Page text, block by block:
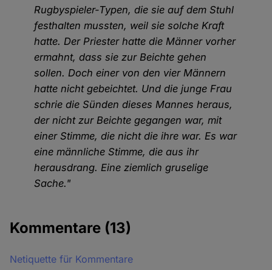
Rugbyspieler-Typen, die sie auf dem Stuhl
festhalten mussten, weil sie solche Kraft
hatte. Der Priester hatte die Männer vorher
ermahnt, dass sie zur Beichte gehen
sollen. Doch einer von den vier Männern
hatte nicht gebeichtet. Und die junge Frau
schrie die Sünden dieses Mannes heraus,
der nicht zur Beichte gegangen war, mit
einer Stimme, die nicht die ihre war. Es war
eine männliche Stimme, die aus ihr
herausdrang. Eine ziemlich gruselige
Sache."
Kommentare (13)
Netiquette für Kommentare